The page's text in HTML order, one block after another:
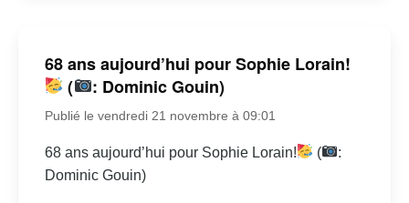
68 ans aujourd’hui pour Sophie Lorain!
(
: Dominic Gouin)
Publié le vendredi 21 novembre à 09:01
68 ans aujourd’hui pour Sophie Lorain! (
:
Dominic Gouin)